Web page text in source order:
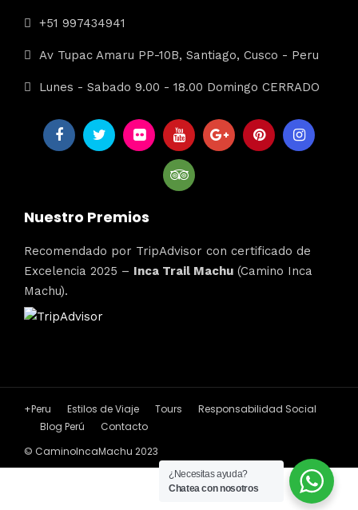
+51 997434941
Av Tupac Amaru PP-10B, Santiago, Cusco - Peru
Lunes - Sabado 9.00 - 18.00 Domingo CERRADO
Nuestro Premios
Recomendado por TripAdvisor con certificado de
Excelencia 2025 – Inca Trail Machu (Camino Inca
Machu).
+Peru Estilos de Viaje Tours
Responsabilidad Social
Blog Perú
Contacto
© CaminoIncaMachu 2023
¿Necesitas ayuda?
Chatea con nosotros